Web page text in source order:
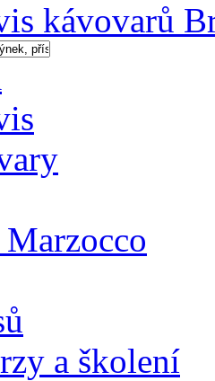
kávovarů
a školení